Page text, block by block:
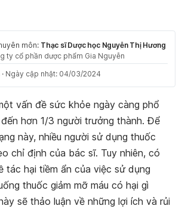
môn: Thạc sĩ Dược học Nguyễn Thị Hương
ty cổ phần dược phẩm Gia Nguyễn
· Ngày cập nhật: 04/03/2024
vấn đề sức khỏe ngày càng phổ
hơn 1/3 người trưởng thành. Để
này, nhiều người sử dụng thuốc
chỉ định của bác sĩ. Tuy nhiên, có
tác hại tiềm ẩn của việc sử dụng
thuốc giảm mỡ máu có hại gì
sẽ thảo luận về những lợi ích và rủi